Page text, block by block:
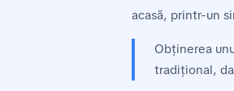
acasă, printr-un
Obținerea
tradițional,